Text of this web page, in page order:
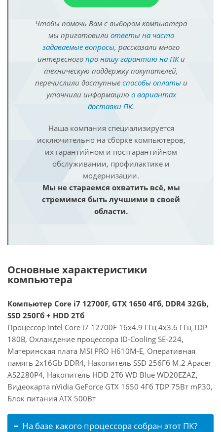
Чтобы помочь Вам с выбором компьютера
мы приготовили ответы на часто
задаваемые вопросы, рассказали много
интересного про нашу гарантию на ПКи
техническую поддержку покупателей,
перечислили доступные способы оплатыи
уточнили информацию о вариантах
доставки ПК.
Наша компания специализируется
исключительно на сборке компьютеров,
их гарантийном и постгарантийном
обслуживании, профилактике и
модернизации.
Мы не стараемся охватить всё, мы
стремимся быть лучшими в своей
области.
Основные характеристики
компьютера
Компьютер Core i7 12700F, GTX 1650 4Гб, DDR4 32Gb,
SSD 250Гб + HDD 2Тб
Процессор Intel Core i7 12700F 16x4.9 ГГц 4x3.6 ГГц TDP
180В, Охлаждение процессора ID-Cooling SE-224,
Материнская плата MSI PRO H610M-E, Оперативная
память 2x16Gb DDR4, Накопитель SSD 256Гб M.2 Apacer
AS2280P4, Накопитель HDD 2Тб WD Blue WD20EZAZ,
Видеокарта nVidia GeForce GTX 1650 4Гб TDP 75Вт mP30,
Блок питания ATX 500Вт
На базе какого процессора собран этот ПК?